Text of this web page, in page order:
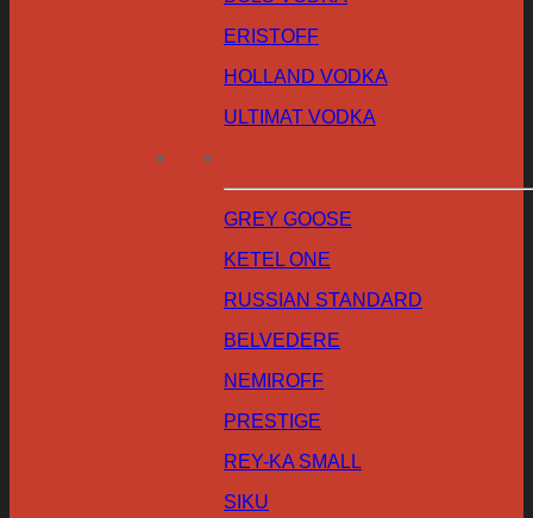
ERISTOFF
HOLLAND VODKA
ULTIMAT VODKA
GREY GOOSE
KETEL ONE
RUSSIAN STANDARD
BELVEDERE
NEMIROFF
PRESTIGE
REY-KA SMALL
SIKU